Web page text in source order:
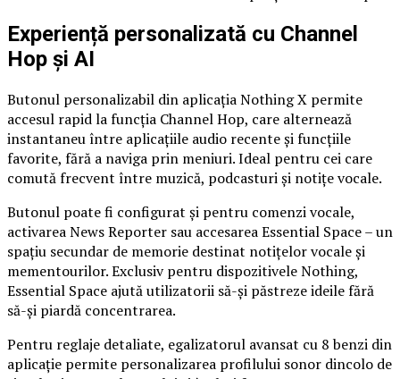
Experiență personalizată cu Channel
Hop și AI
Butonul personalizabil din aplicația Nothing X permite
accesul rapid la funcția Channel Hop, care alternează
instantaneu între aplicațiile audio recente și funcțiile
favorite, fără a naviga prin meniuri. Ideal pentru cei care
comută frecvent între muzică, podcasturi și notițe vocale.
Butonul poate fi configurat și pentru comenzi vocale,
activarea News Reporter sau accesarea Essential Space – un
spațiu secundar de memorie destinat notițelor vocale și
mementourilor. Exclusiv pentru dispozitivele Nothing,
Essential Space ajută utilizatorii să-și păstreze ideile fără
să-și piardă concentrarea.
Pentru reglaje detaliate, egalizatorul avansat cu 8 benzi din
aplicație permite personalizarea profilului sonor dincolo de